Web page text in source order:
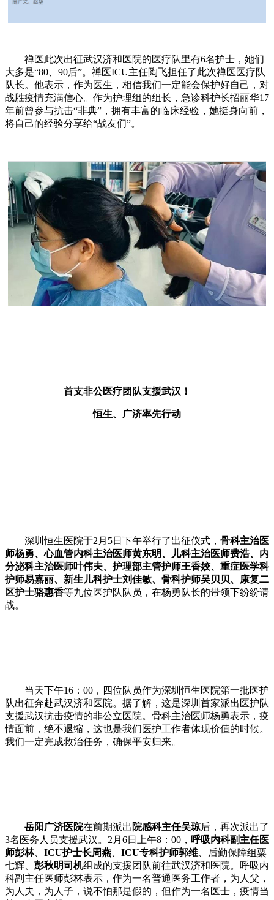
禅医此次出征武汉济和医院的医疗队里有6名护士，她们
大多是“80、90后”。禅医ICU主任陶飞担任了此次禅医医疗队
队长。他表示，作为医生，相信我们一定能会保护好自己，对
战胜疫情充满信心。作为护理组的组长，急诊科护长招丽华17
年前曾参与抗击“非典”，拥有丰富的临床经验，她挺身向前，
将自己的经验分享给“战友们”。
首支非公医疗团队支援武汉！
恒生、广济率先行动
深圳恒生医院于2月5日下午举行了出征仪式， 骨科主治医
师杨勇、心血管内科主治医师黄东明、儿科主治医师费浩、内
分泌科主治医师叶伟夫、护理部主管护师王香姣、重症医学科
护师易嘉丽、新生儿科护士刘佳敏、骨科护师吴贝贝、康复二
区护士骆惠香等九位医护队队员，在杨勇队长的带领下纷纷请
战。
当天下午16：00，四位队员作为深圳恒生医院第一批医护
队出征奔赴武汉济和医院。据了解，这是深圳首家派出医护队
支援武汉抗击疫情的非公立医院。骨科主治医师杨勇表示，疫
情面前，绝不退缩，这也是我们医护工作者体现价值的时候。
我们一定完成救治任务，确保平安归来。
岳阳广济医院在前期派出 院感科主任吴琼后，再次派出了
3名医务人员支援武汉。2月6日上午8：00， 呼吸内科副主任医
师彭林、 ICU护士长周燕 ICU专科护师郭维 、后勤保障组粟
七辉、 彭秋明司机组成的支援团队前往武汉济和医院。呼吸内
科副主任医师彭林表示，作为一名普通医务工作者，为人父，
为人夫，为人子，说不怕那是假的，但作为一名医士，疫情当